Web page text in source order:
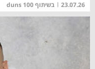
23.07.26
| בשיתוף duns 100